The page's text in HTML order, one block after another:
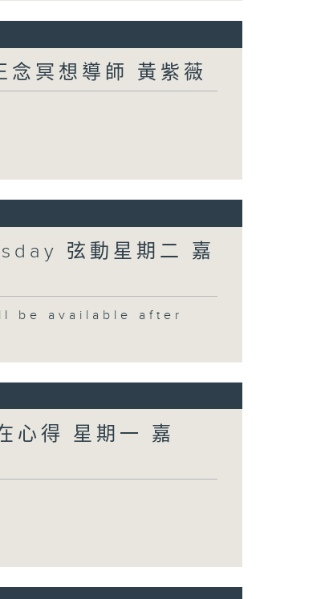
冥想導師 黃紫薇
弦動星期二 嘉
be available after
心得 星期一 嘉